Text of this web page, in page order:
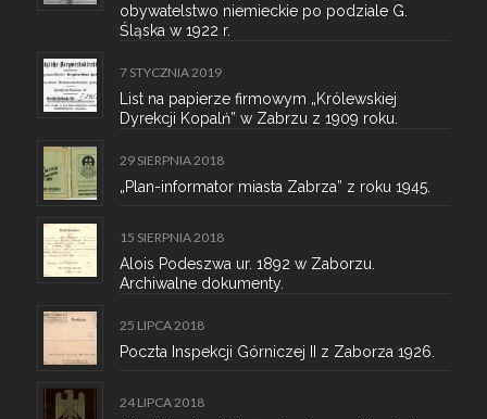
obywatelstwo niemieckie po podziale G.
Śląska w 1922 r.
7 STYCZNIA 2019
List na papierze firmowym „Królewskiej
Dyrekcji Kopalń” w Zabrzu z 1909 roku.
29 SIERPNIA 2018
„Plan-informator miasta Zabrza” z roku 1945.
15 SIERPNIA 2018
Alois Podeszwa ur. 1892 w Zaborzu.
Archiwalne dokumenty.
25 LIPCA 2018
Poczta Inspekcji Górniczej II z Zaborza 1926.
24 LIPCA 2018